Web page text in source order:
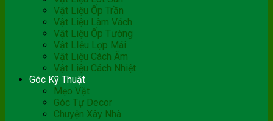
Vật Liệu Ốp Trần
Vật Liệu Làm Vách
Vật Liệu Ốp Tường
Vật LIệu Lợp Mái
Vật Liệu Cách Âm
Vật Liệu Cách Nhiệt
Góc Kỹ Thuật
Mẹo Vặt
Góc Tự Decor
Chuyện Xây Nhà